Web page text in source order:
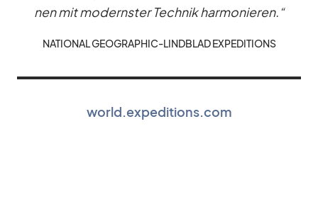
nen mit mo­derns­ter Tech­nik har­mo­nie­ren.“
NA­TIO­NAL GEO­GRA­PHIC-LIND­BLAD EX­PE­DI­TI­ONS
world.expeditions.com